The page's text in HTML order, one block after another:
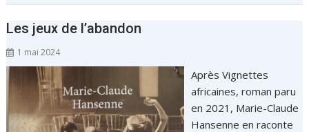
Les jeux de l’abandon
1 mai 2024
Après Vignettes
africaines, roman paru
en 2021, Marie-Claude
Hansenne en raconte